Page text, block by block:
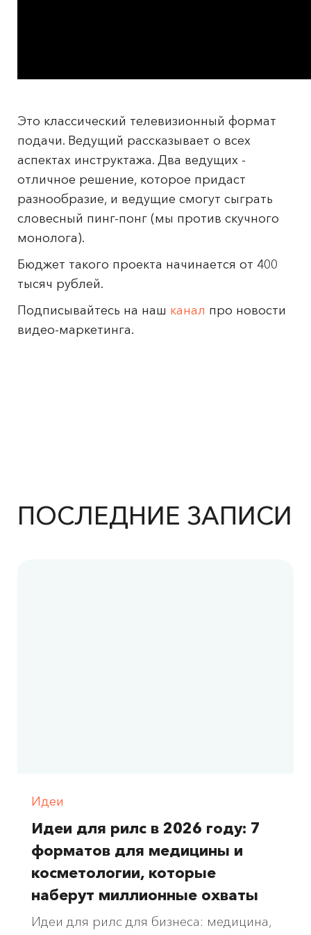
Это классический телевизионный формат
подачи. Ведущий рассказывает о всех
аспектах инструктажа. Два ведущих -
отличное решение, которое придаст
разнообразие, и ведущие смогут сыграть
словесный пинг-понг (мы против скучного
монолога).
Бюджет такого проекта начинается от 400
тысяч рублей.
Подписывайтесь на наш канал про новости
видео-маркетинга.
ПОСЛЕДНИЕ ЗАПИСИ
Идеи
Идеи для рилс в 2026 году: 7
форматов для медицины и
косметологии, которые
наберут миллионные охваты
Идеи для рилс для бизнеса: медицина,